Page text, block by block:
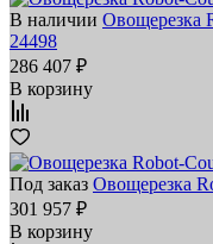
В наличии Овощерезка
24498
286 407 ₽
В корзину
Под заказ Овощерезка
301 957 ₽
В корзину